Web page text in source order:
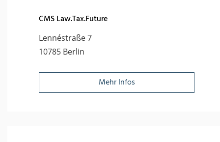
CMS Law.Tax.Future
Lennéstraße 7
10785 Berlin
Mehr Infos